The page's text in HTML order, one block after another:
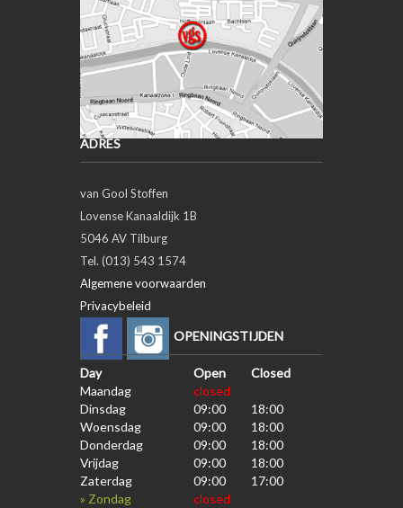
ADRES
van Gool Stoffen
Lovense Kanaaldijk 1B
5046 AV Tilburg
Tel. (013) 543 1574
Algemene voorwaarden
Privacybeleid
OPENINGSTIJDEN
Day Open
Closed
Maandag
closed
Dinsdag
09:00
18:00
Woensdag
09:00
18:00
Donderdag
09:00
18:00
Vrijdag
09:00
18:00
Zaterdag
09:00
17:00
» Zondag
closed